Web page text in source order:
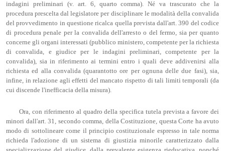
indagini preliminari (v. art. 6, quarto comma). Né va trascurato che la
procedura prescelta dal legislatore per disciplinare le modalità della convalida
del provvedimento in questione ricalca quella prevista dall'art. 390 del codice
di procedura penale per la convalida dell'arresto o del fermo, sia per quanto
concerne gli organi interessati (pubblico ministero, competente per la richiesta
di convalida, e giudice per le indagini preliminari, competente per la
convalida), sia in riferimento ai termini entro i quali deve addivenirsi alla
richiesta ed alla convalida (quarantotto ore per ognuna delle due fasi), sia,
infine, in relazione agli effetti del mancato rispetto di tali limiti temporali (da
cui discende l'inefficacia della misura).
Ora, con riferimento al quadro della specifica tutela prevista a favore dei
minori dall'art. 31, secondo comma, della Costituzione, questa Corte ha avuto
modo di sottolineare come il principio costituzionale espresso in tale norma
richieda l'adozione di un sistema di giustizia minorile caratterizzato dalla